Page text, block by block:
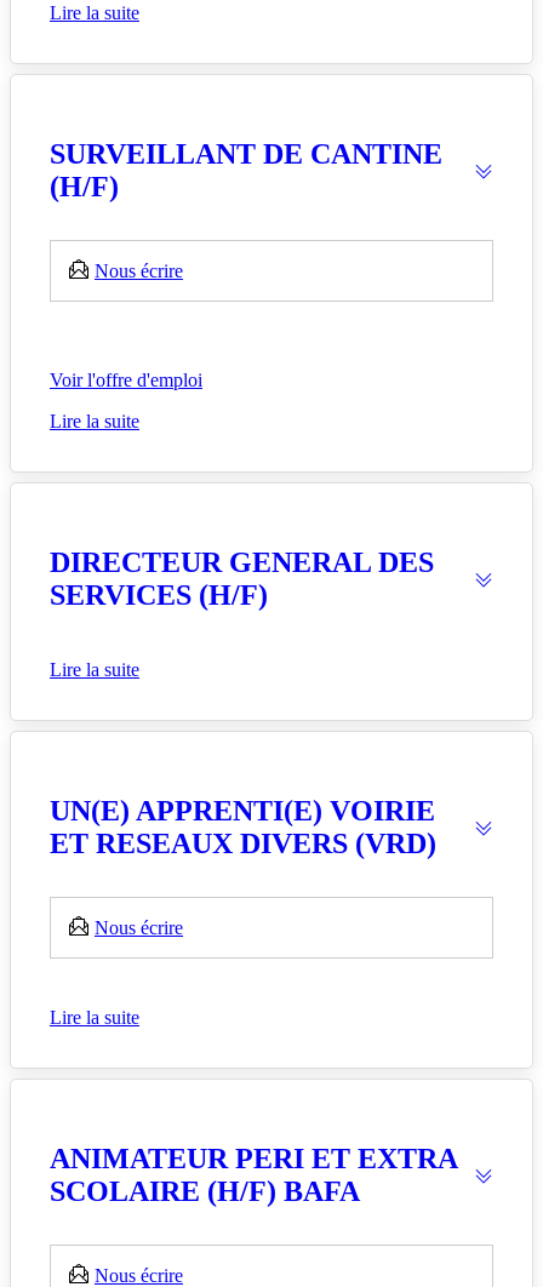
Lire la suite
SURVEILLANT DE CANTINE
(H/F)
Nous écrire
Voir l'offre d'emploi
Lire la suite
DIRECTEUR GENERAL DES
SERVICES (H/F)
Lire la suite
UN(E) APPRENTI(E) VOIRIE
ET RESEAUX DIVERS (VRD)
Nous écrire
Lire la suite
ANIMATEUR PERI ET EXTRA
SCOLAIRE (H/F) BAFA
Nous écrire